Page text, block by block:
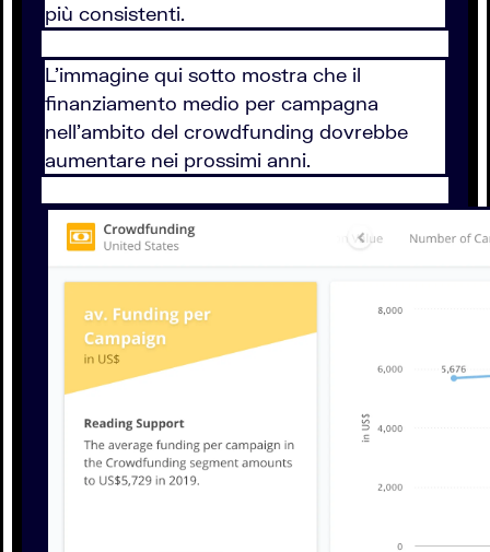
più consistenti.
L’immagine qui sotto mostra che il
finanziamento medio per campagna
nell’ambito del crowdfunding dovrebbe
aumentare nei prossimi anni.